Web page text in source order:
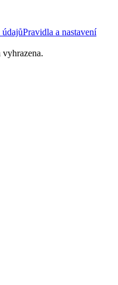
údajůPravidla a nastavení